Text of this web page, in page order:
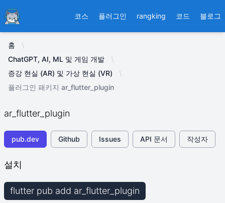
Ducafecat 코스 플러그인 rangking 코드 블로그
홈
ChatGPT, AI, ML 및 게임 개발
증강 현실 (AR) 및 가상 현실 (VR)
플러그인 패키지 ar_flutter_plugin
ar_flutter_plugin
pub.dev Github Issues API 문서 작성자
설치
flutter pub add ar_flutter_plugin